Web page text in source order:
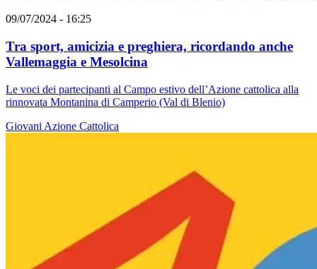
09/07/2024 - 16:25
Tra sport, amicizia e preghiera, ricordando anche
Vallemaggia e Mesolcina
Le voci dei partecipanti al Campo estivo dell’Azione cattolica alla
rinnovata Montanina di Camperio (Val di Blenio)
Giovani Azione Cattolica